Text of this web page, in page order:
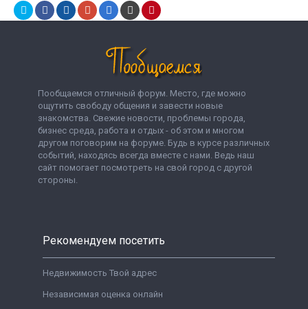
Пообщаемся отличный форум. Место, где можно
ощутить свободу общения и завести новые
знакомства. Свежие новости, проблемы города,
бизнес среда, работа и отдых - об этом и многом
другом поговорим на форуме. Будь в курсе различных
событий, находясь всегда вместе с нами. Ведь наш
сайт помогает посмотреть на свой город с другой
стороны.
Рекомендуем посетить
Недвижимость Твой адрес
Независимая оценка онлайн